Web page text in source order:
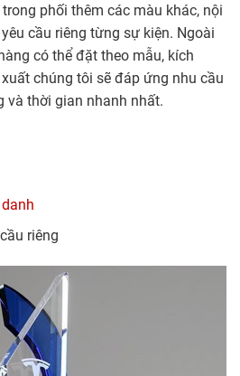
phối thêm các màu khác, nội
cầu riêng từng sự kiện. Ngoài
có thể đặt theo mẫu, kích
chúng tôi sẽ đáp ứng nhu cầu
và thời gian nhanh nhất.
riêng